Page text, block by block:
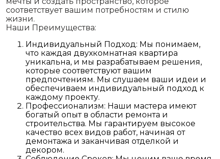
соответствует вашим потребностям и стилю
жизни.
Наши Преимущества:
Индивидуальный Подход: Мы понимаем,
что каждая двухкомнатная квартира
уникальна, и мы разрабатываем решения,
которые соответствуют вашим
предпочтениям. Мы слушаем ваши идеи и
обеспечиваем индивидуальный подход к
каждому проекту.
Профессионализм: Наши мастера имеют
богатый опыт в области ремонта и
строительства. Мы гарантируем высокое
качество всех видов работ, начиная от
демонтажа и заканчивая отделкой и
декором.